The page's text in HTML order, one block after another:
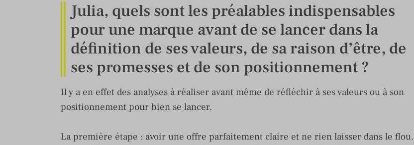
Julia, quels sont les préalables indispensables
pour une marque avant de se lancer dans la
définition de ses valeurs, de sa raison d’être, de
ses promesses et de son positionnement ?
Il y a en effet des analyses à réaliser avant même de réfléchir à ses valeurs ou à son
positionnement pour bien se lancer.
La première étape : avoir une offre parfaitement claire et ne rien laisser dans le flou.